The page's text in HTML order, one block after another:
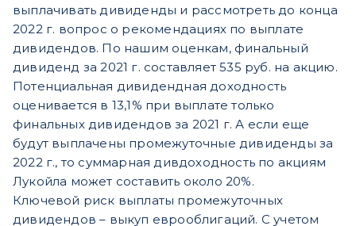
выплачивать дивиденды и рассмотреть до конца
2022 г. вопрос о рекомендациях по выплате
дивидендов. По нашим оценкам, финальный
дивиденд за 2021 г. составляет 535 руб. на акцию.
Потенциальная дивидендная доходность
оценивается в 13,1% при выплате только
финальных дивидендов за 2021 г. А если еще
будут выплачены промежуточные дивиденды за
2022 г., то суммарная дивдоходность по акциям
Лукойла может составить около 20%.
Ключевой риск выплаты промежуточных
дивидендов – выкуп еврооблигаций. С учетом